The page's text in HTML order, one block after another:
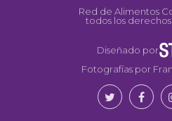
Red de Alimentos
todos los
Diseñado por
Fotografías por